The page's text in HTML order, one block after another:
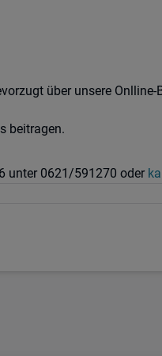
über unsere
beitragen.
unter 0621/591270 oder